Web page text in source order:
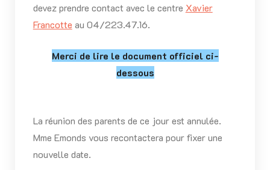
devez prendre contact avec le centre Xavier
Francotte au 04/223.47.16.
Merci de lire le document officiel ci-
dessous
La réunion des parents de ce jour est annulée.
Mme Emonds vous recontactera pour fixer une
nouvelle date.